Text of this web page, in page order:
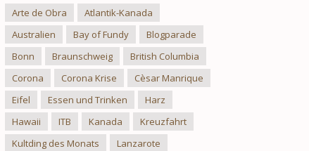
Arte de Obra
Atlantik-Kanada
Australien
Bay of Fundy
Blogparade
Bonn
Braunschweig
British Columbia
Corona
Corona Krise
Cèsar Manrique
Eifel
Essen und Trinken
Harz
Hawaii
ITB Kanada
Kreuzfahrt
Kultding des Monats
Lanzarote